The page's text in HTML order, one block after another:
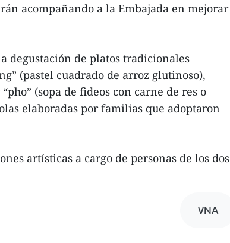
acompañando a la Embajada en mejorar
degustación de platos tradicionales
(pastel cuadrado de arroz glutinoso),
(sopa de fideos con carne de res o
elaboradas por familias que adoptaron
artísticas a cargo de personas de los dos
VNA